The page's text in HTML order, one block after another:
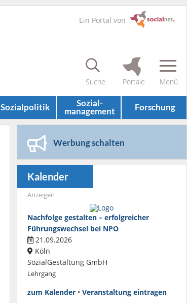
Ein Portal von
Sozial­politik Sozial­
management Forschung
Werbung schalten
Kalender
Anzeigen
Nachfolge gestalten – erfolgreicher
Führungswechsel bei NPO
21.09.2026
Köln
SozialGestaltung GmbH
Lehrgang
zum Kalender• Veranstaltung eintragen